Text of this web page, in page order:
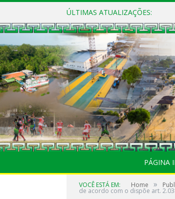
ÚLTIMAS ATUALIZAÇÕES:
PÁGINA
VOCÊ ESTÁ EM: Home »
de acordo com o dispõe art.